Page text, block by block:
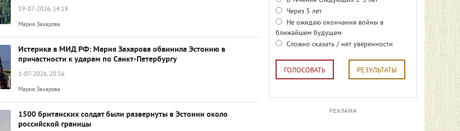
19-07-2026, 14:18
Мария Захарова
Истерика в МИД РФ: Мария Захарова обвинила Эстонию в
причастности к ударам по Санкт-Петербургу
1-07-2026, 20:56
Мария Захарова
1500 британских солдат были развернуты в Эстонии около
российской границы
Через 5 лет
Не ожидаю окончания войны в
ближайшем будущем
Сложно сказать / нет уверенности
ГОЛОСОВАТЬ РЕЗУЛЬТАТЫ
РЕКЛАМА